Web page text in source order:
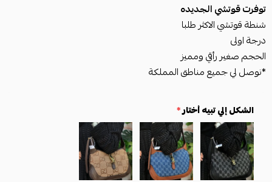
توفرت قوتشي الجديده
شنطة قوتشي الاكثر طلبا
درجة اولى
الحجم صغير رأقي ومميز
*نوصل لي جميع مناطق المملكة
الشكل إلي تبيه أختار*